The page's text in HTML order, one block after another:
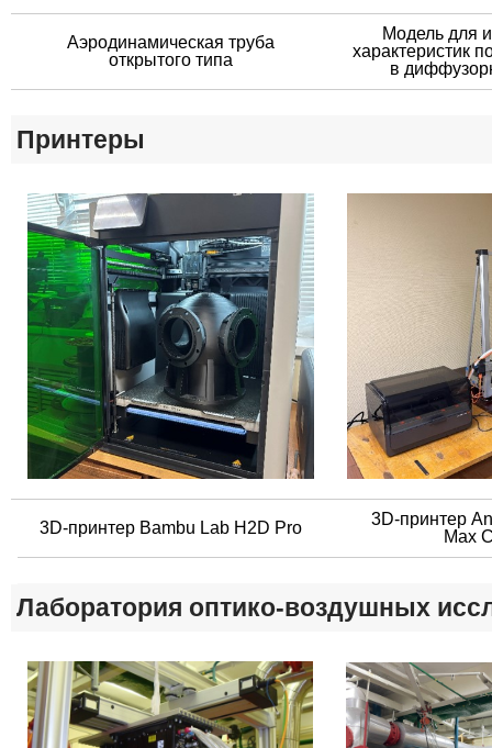
​Аэродинамическая труба
открытого типа
Модель для
характеристик
в
Принтеры
​3D-принтер Bambu Lab H2D Pro
3D-принтер
Max
Лаборатория оптико-воздушных